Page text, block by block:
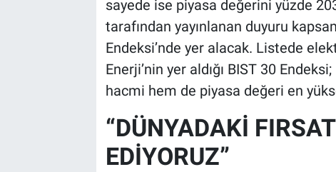
sayede ise piyasa değerini yüzde
tarafından yayınlanan duyuru
Endeksi’nde yer alacak. Listede
Enerji’nin yer aldığı BIST 30
hacmi hem de piyasa değeri en
“DÜNYADAKİ
EDİYORUZ”